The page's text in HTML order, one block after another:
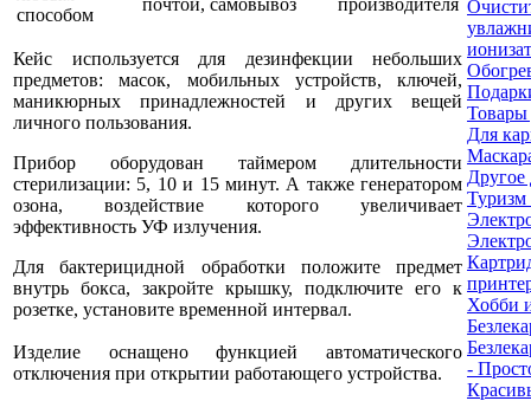
способом
Кейс используется для дезинфекции небольших
предметов: масок, мобильных устройств, ключей,
маникюрных принадлежностей и других вещей
личного пользования.
Прибор оборудован таймером длительности
стерилизации: 5, 10 и 15 минут. А также генератором
озона, воздействие которого увеличивает
эффективность УФ излучения.
Для бактерицидной обработки положите предмет
внутрь бокса, закройте крышку, подключите его к
розетке, установите временной интервал.
Изделие оснащено функцией автоматического
отключения при открытии работающего устройства.
Товары
Для
Другое
Туризм
Хобби
-